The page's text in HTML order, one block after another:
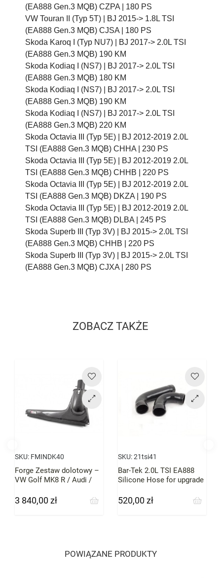
(EA888 Gen.3 MQB) CZPA | 180 PS
VW Touran II (Typ 5T) |
BJ 2015-> 1.8L TSI
(EA888 Gen.3 MQB) CJSA | 180 PS
Skoda Karoq I (Typ NU7) |
BJ 2017-> 2.0L TSI
(EA888 Gen.3 MQB) 190 KM
Skoda Kodiaq I (NS7) |
BJ 2017-> 2.0L TSI
(EA888 Gen.3 MQB) 180 KM
Skoda Kodiaq I (NS7) |
BJ 2017-> 2.0L TSI
(EA888 Gen.3 MQB) 190 KM
Skoda Kodiaq I (NS7) |
BJ 2017-> 2.0L TSI
(EA888 Gen.3 MQB) 220 KM
Skoda Octavia III (Typ 5E) |
BJ 2012-2019 2.0L
TSI (EA888 Gen.3 MQB) CHHA | 230 PS
Skoda Octavia III (Typ 5E) |
BJ 2012-2019 2.0L
TSI (EA888 Gen.3 MQB) CHHB | 220 PS
Skoda Octavia III (Typ 5E) |
BJ 2012-2019 2.0L
TSI (EA888 Gen.3 MQB) DKZA | 190 PS
Skoda Octavia III (Typ 5E) |
BJ 2012-2019 2.0L
TSI (EA888 Gen.3 MQB) DLBA | 245 PS
Skoda Superb III (Typ 3V) |
BJ 2015-> 2.0L TSI
(EA888 Gen.3 MQB) CHHB | 220 PS
Skoda Superb III (Typ 3V) |
BJ 2015-> 2.0L TSI
(EA888 Gen.3 MQB) CJXA | 280 PS
ZOBACZ TAKŻE
SKU: FMINDK40
Forge Zestaw dolotowy –
VW Golf MK8 R / Audi /
– silniki EA888
Cena
3 840,00 zł
SKU:21tsi41
Bar-Tek 2.0L TSI EA888
Silicone Hose for upgrade
Cena
520,00 zł
POWIĄZANE PRODUKTY